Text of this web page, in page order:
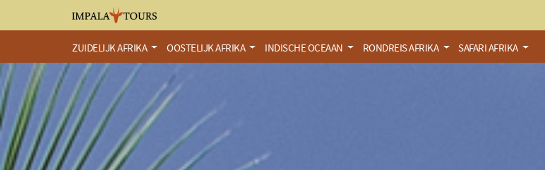
ZUIDELIJK AFRIKA OOSTELIJK AFRIKA INDISCHE OCEAAN RONDREIS AFRIKA SAFARI AFRIKA